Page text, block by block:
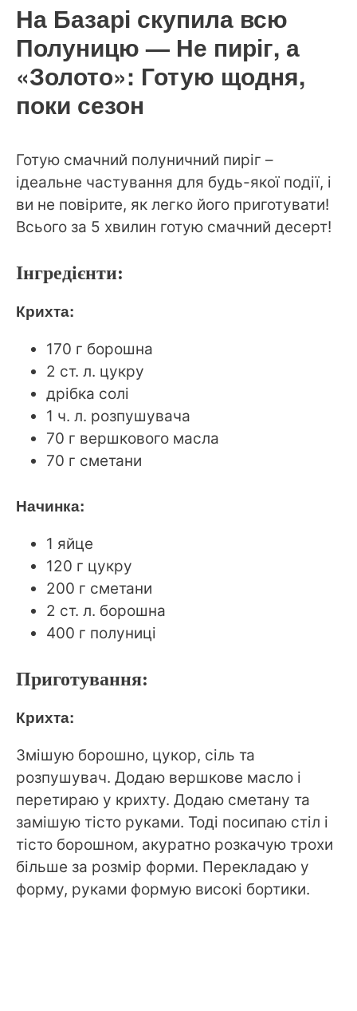
На Базарі скупила всю
Полуницю — Не пиріг, а
«Золото»: Готую щодня,
поки сезон
Готую смачний полуничний пиріг –
ідеальне частування для будь-якої події, і
ви не повірите, як легко його приготувати!
Всього за 5 хвилин готую смачний десерт!
Інгредієнти:
Крихта:
170 г борошна
2 ст. л. цукру
дрібка солі
1 ч. л. розпушувача
70 г вершкового масла
70 г сметани
Начинка:
1 яйце
120 г цукру
200 г сметани
2 ст. л. борошна
400 г полуниці
Приготування:
Крихта:
Змішую борошно, цукор, сіль та
розпушувач. Додаю вершкове масло і
перетираю у крихту. Додаю сметану та
замішую тісто руками. Тоді посипаю стіл і
тісто борошном, акуратно розкачую трохи
більше за розмір форми. Перекладаю у
форму, руками формую високі бортики.